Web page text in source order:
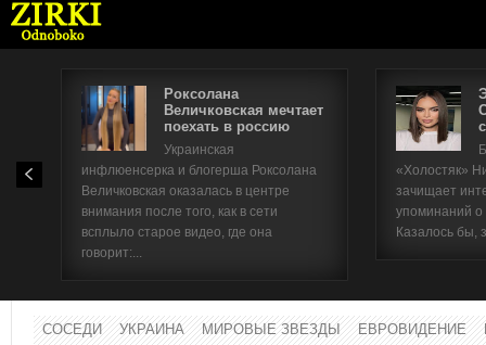
Роксолана
Величковская мечтает
поехать в россию
Украинская
инфлюенсерка и блогерша Роксолана
Величковская оказалась в центре
внимания после того, как в сети
всплыло старое видео, где она
говорит:...
«Холостяк»
зачищает
упоминаний
Казалось бы,
СОСЕДИ УКРАИНА МИРОВЫЕ ЗВЕЗДЫ ЕВРОВИДЕНИЕ
Имя